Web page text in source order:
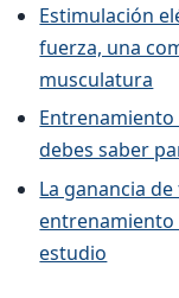
Estimulación
fuerza, una
musculatura
debes saber
La ganancia
entrenamiento
estudio